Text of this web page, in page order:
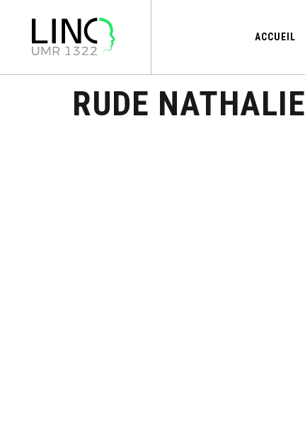
ACCUEIL
RUDE NATHALIE